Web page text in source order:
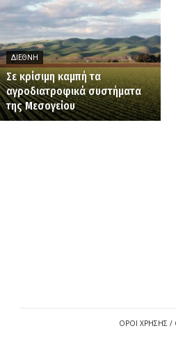
ΔΙΕΘΝΉ
Σε κρίσιμη καμπή τα
αγροδιατροφικά συστήματα
της Μεσογείου
ΟΡΟΙ ΧΡΗΣΗΣ /